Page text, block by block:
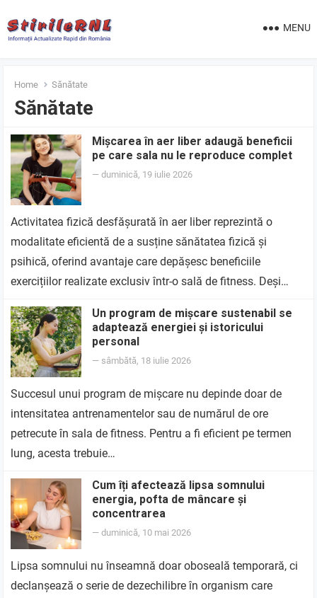
MENU
Home Sănătate
Sănătate
Mișcarea în aer liber adaugă beneficii
pe care sala nu le reproduce complet
—duminică, 19 iulie 2026
Activitatea fizică desfășurată în aer liber reprezintă o
modalitate eficientă de a susține sănătatea fizică și
psihică, oferind avantaje care depășesc beneficiile
exercițiilor realizate exclusiv într-o sală de fitness. Deși…
Un program de mișcare sustenabil se
adaptează energiei și istoricului
personal
— sâmbătă, 18 iulie 2026
Succesul unui program de mișcare nu depinde doar de
intensitatea antrenamentelor sau de numărul de ore
petrecute în sala de fitness. Pentru a fi eficient pe termen
lung, acesta trebuie…
Cum îți afectează lipsa somnului
energia, pofta de mâncare și
concentrarea
—duminică, 10 mai 2026
Lipsa somnului nu înseamnă doar oboseală temporară, ci
declanșează o serie de dezechilibre în organism care